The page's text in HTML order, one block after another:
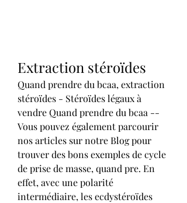
Extraction stéroïdes
Quand prendre du bcaa, extraction
stéroïdes - Stéroïdes légaux à
vendre Quand prendre du bcaa --
Vous pouvez également parcourir
nos articles sur notre Blog pour
trouver des bons exemples de cycle
de prise de masse, quand pre. En
effet, avec une polarité
intermédiaire, les ecdystéroïdes